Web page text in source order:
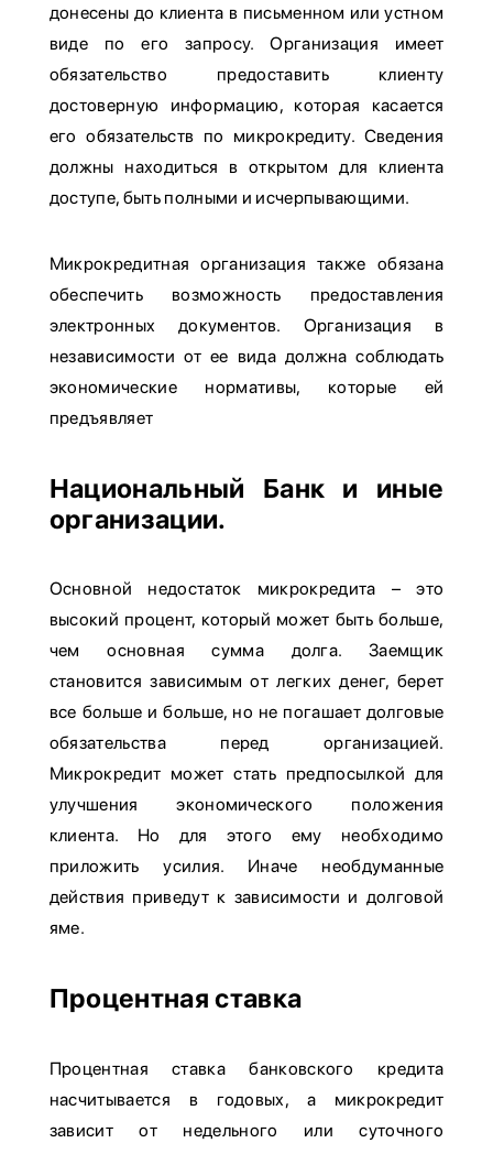
донесены до клиента в письменном или устном
виде по его запросу. Организация имеет
обязательство предоставить клиенту
достоверную информацию, которая касается
его обязательств по микрокредиту. Сведения
должны находиться в открытом для клиента
доступе, быть полными и исчерпывающими.
Микрокредитная организация также обязана
обеспечить возможность предоставления
электронных документов. Организация в
независимости от ее вида должна соблюдать
экономические нормативы, которые ей
предъявляет
Национальный Банк и иные
организации.
Основной недостаток микрокредита – это
высокий процент, который может быть больше,
чем основная сумма долга. Заемщик
становится зависимым от легких денег, берет
все больше и больше, но не погашает долговые
обязательства перед организацией.
Микрокредит может стать предпосылкой для
улучшения экономического положения
клиента. Но для этого ему необходимо
приложить усилия. Иначе необдуманные
действия приведут к зависимости и долговой
яме.
Процентная ставка
Процентная ставка банковского кредита
насчитывается в годовых, а микрокредит
зависит от недельного или суточного